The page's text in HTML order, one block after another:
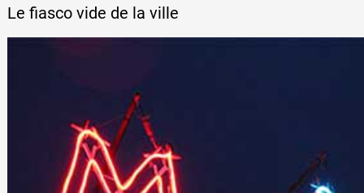
Le fiasco vide de la ville